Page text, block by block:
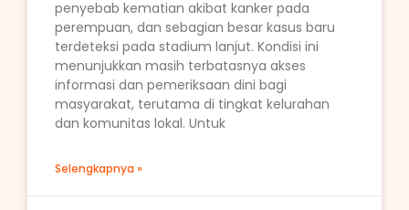
penyebab kematian akibat kanker pada
perempuan, dan sebagian besar kasus baru
terdeteksi pada stadium lanjut. Kondisi ini
menunjukkan masih terbatasnya akses
informasi dan pemeriksaan dini bagi
masyarakat, terutama di tingkat kelurahan
dan komunitas lokal. Untuk
Selengkapnya »